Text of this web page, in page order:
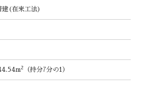
建(在来工法)
2 （持分7分の1）